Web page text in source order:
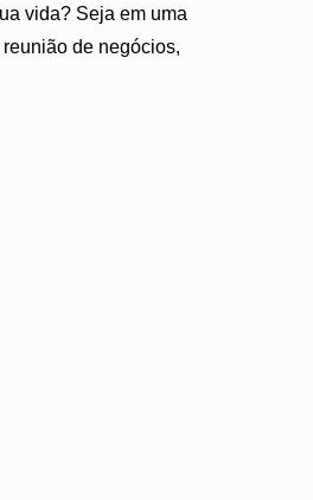
vida? Seja em uma
de negócios,